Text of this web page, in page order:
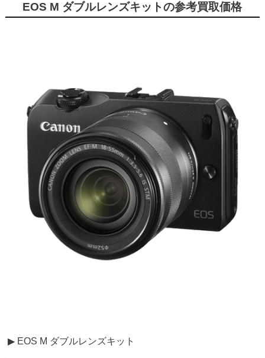
EOS M ダブルレンズキットの参考買取価格
▶ EOS M ダブルレンズキット